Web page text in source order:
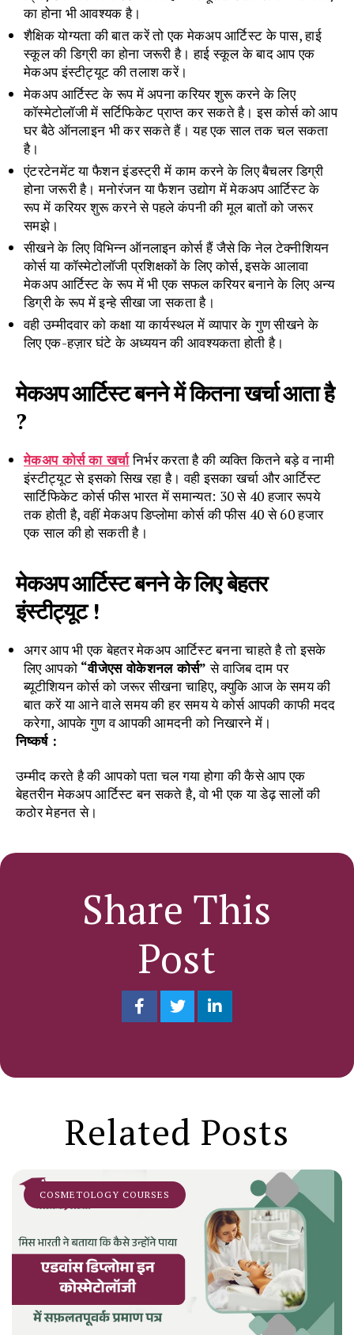
का होना भी आवश्यक है।
शैक्षिक योग्यता की बात करें तो एक मेकअप आर्टिस्ट के पास, हाई
स्कूल की डिग्री का होना जरूरी है। हाई स्कूल के बाद आप एक
मेकअप इंस्टीट्यूट की तलाश करें।
मेकअप आर्टिस्ट के रूप में अपना करियर शुरू करने के लिए
कॉस्मेटोलॉजी में सर्टिफिकेट प्राप्त कर सकते है। इस कोर्स को आप
घर बैठे ऑनलाइन भी कर सकते हैं। यह एक साल तक चल सकता
है।
एंटरटेनमेंट या फैशन इंडस्ट्री में काम करने के लिए बैचलर डिग्री
होना जरूरी है। मनोरंजन या फैशन उद्योग में मेकअप आर्टिस्ट के
रूप में करियर शुरू करने से पहले कंपनी की मूल बातों को जरूर
समझे।
सीखने के लिए विभिन्न ऑनलाइन कोर्स हैं जैसे कि नेल टेक्नीशियन
कोर्स या कॉस्मेटोलॉजी प्रशिक्षकों के लिए कोर्स, इसके आलावा
मेकअप आर्टिस्ट के रूप में भी एक सफल करियर बनाने के लिए अन्य
डिग्री के रूप में इन्हे सीखा जा सकता है।
वही उम्मीदवार को कक्षा या कार्यस्थल में व्यापार के गुण सीखने के
लिए एक-हज़ार घंटे के अध्ययन की आवश्यकता होती है।
मेकअप आर्टिस्ट बनने में कितना खर्चा आता है
?
मेकअप कोर्स का खर्चानिर्भर करता है की व्यक्ति कितने बड़े व नामी
इंस्टीट्यूट से इसको सिख रहा है। वही इसका खर्चा और आर्टिस्‍ट
सार्टिफिकेट कोर्स फीस भारत में समान्‍यत: 30 से 40 हजार रूपये
तक होती है, वहीं मेकअप डिप्लोमा कोर्स की फीस 40 से 60 हजार
एक साल की हो सकती है।
मेकअप आर्टिस्ट बनने के लिए बेहतर
इंस्टीट्यूट !
अगर आप भी एक बेहतर मेकअप आर्टिस्ट बनना चाहते है तो इसके
लिए आपको “वीजेएस वोकेशनल कोर्स” से वाजिब दाम पर
ब्यूटीशियन कोर्स को जरूर सीखना चाहिए, क्युकि आज के समय की
बात करें या आने वाले समय की हर समय ये कोर्स आपकी काफी मदद
करेगा, आपके गुण व आपकी आमदनी को निखारने में।
निष्कर्ष :
उम्मीद करते है की आपको पता चल गया होगा की कैसे आप एक
बेहतरीन मेकअप आर्टिस्ट बन सकते है, वो भी एक या डेढ़ सालों की
कठोर मेहनत से।
Share This
Post
Related Posts
COSMETOLOGY COURSES